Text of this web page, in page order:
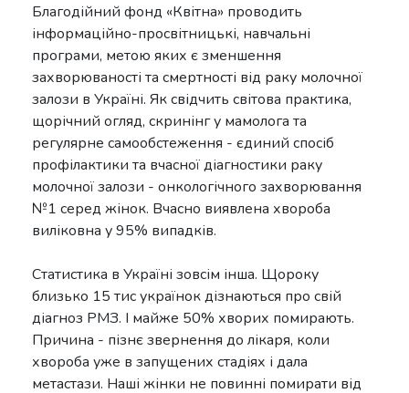
Благодійний фонд «Квітна» проводить
інформаційно-просвітницькі, навчальні
програми, метою яких є зменшення
захворюваності та смертності від раку молочної
залози в Україні. Як свідчить світова практика,
щорічний огляд, скринінг у мамолога та
регулярне самообстеження - єдиний спосіб
профілактики та вчасної діагностики раку
молочної залози - онкологічного захворювання
№1 серед жінок. Вчасно виявлена хвороба
виліковна у 95% випадків.
Статистика в Україні зовсім інша. Щороку
близько 15 тис українок дізнаються про свій
діагноз РМЗ. І майже 50% хворих помирають.
Причина - пізнє звернення до лікаря, коли
хвороба уже в запущених стадіях і дала
метастази. Наші жінки не повинні помирати від